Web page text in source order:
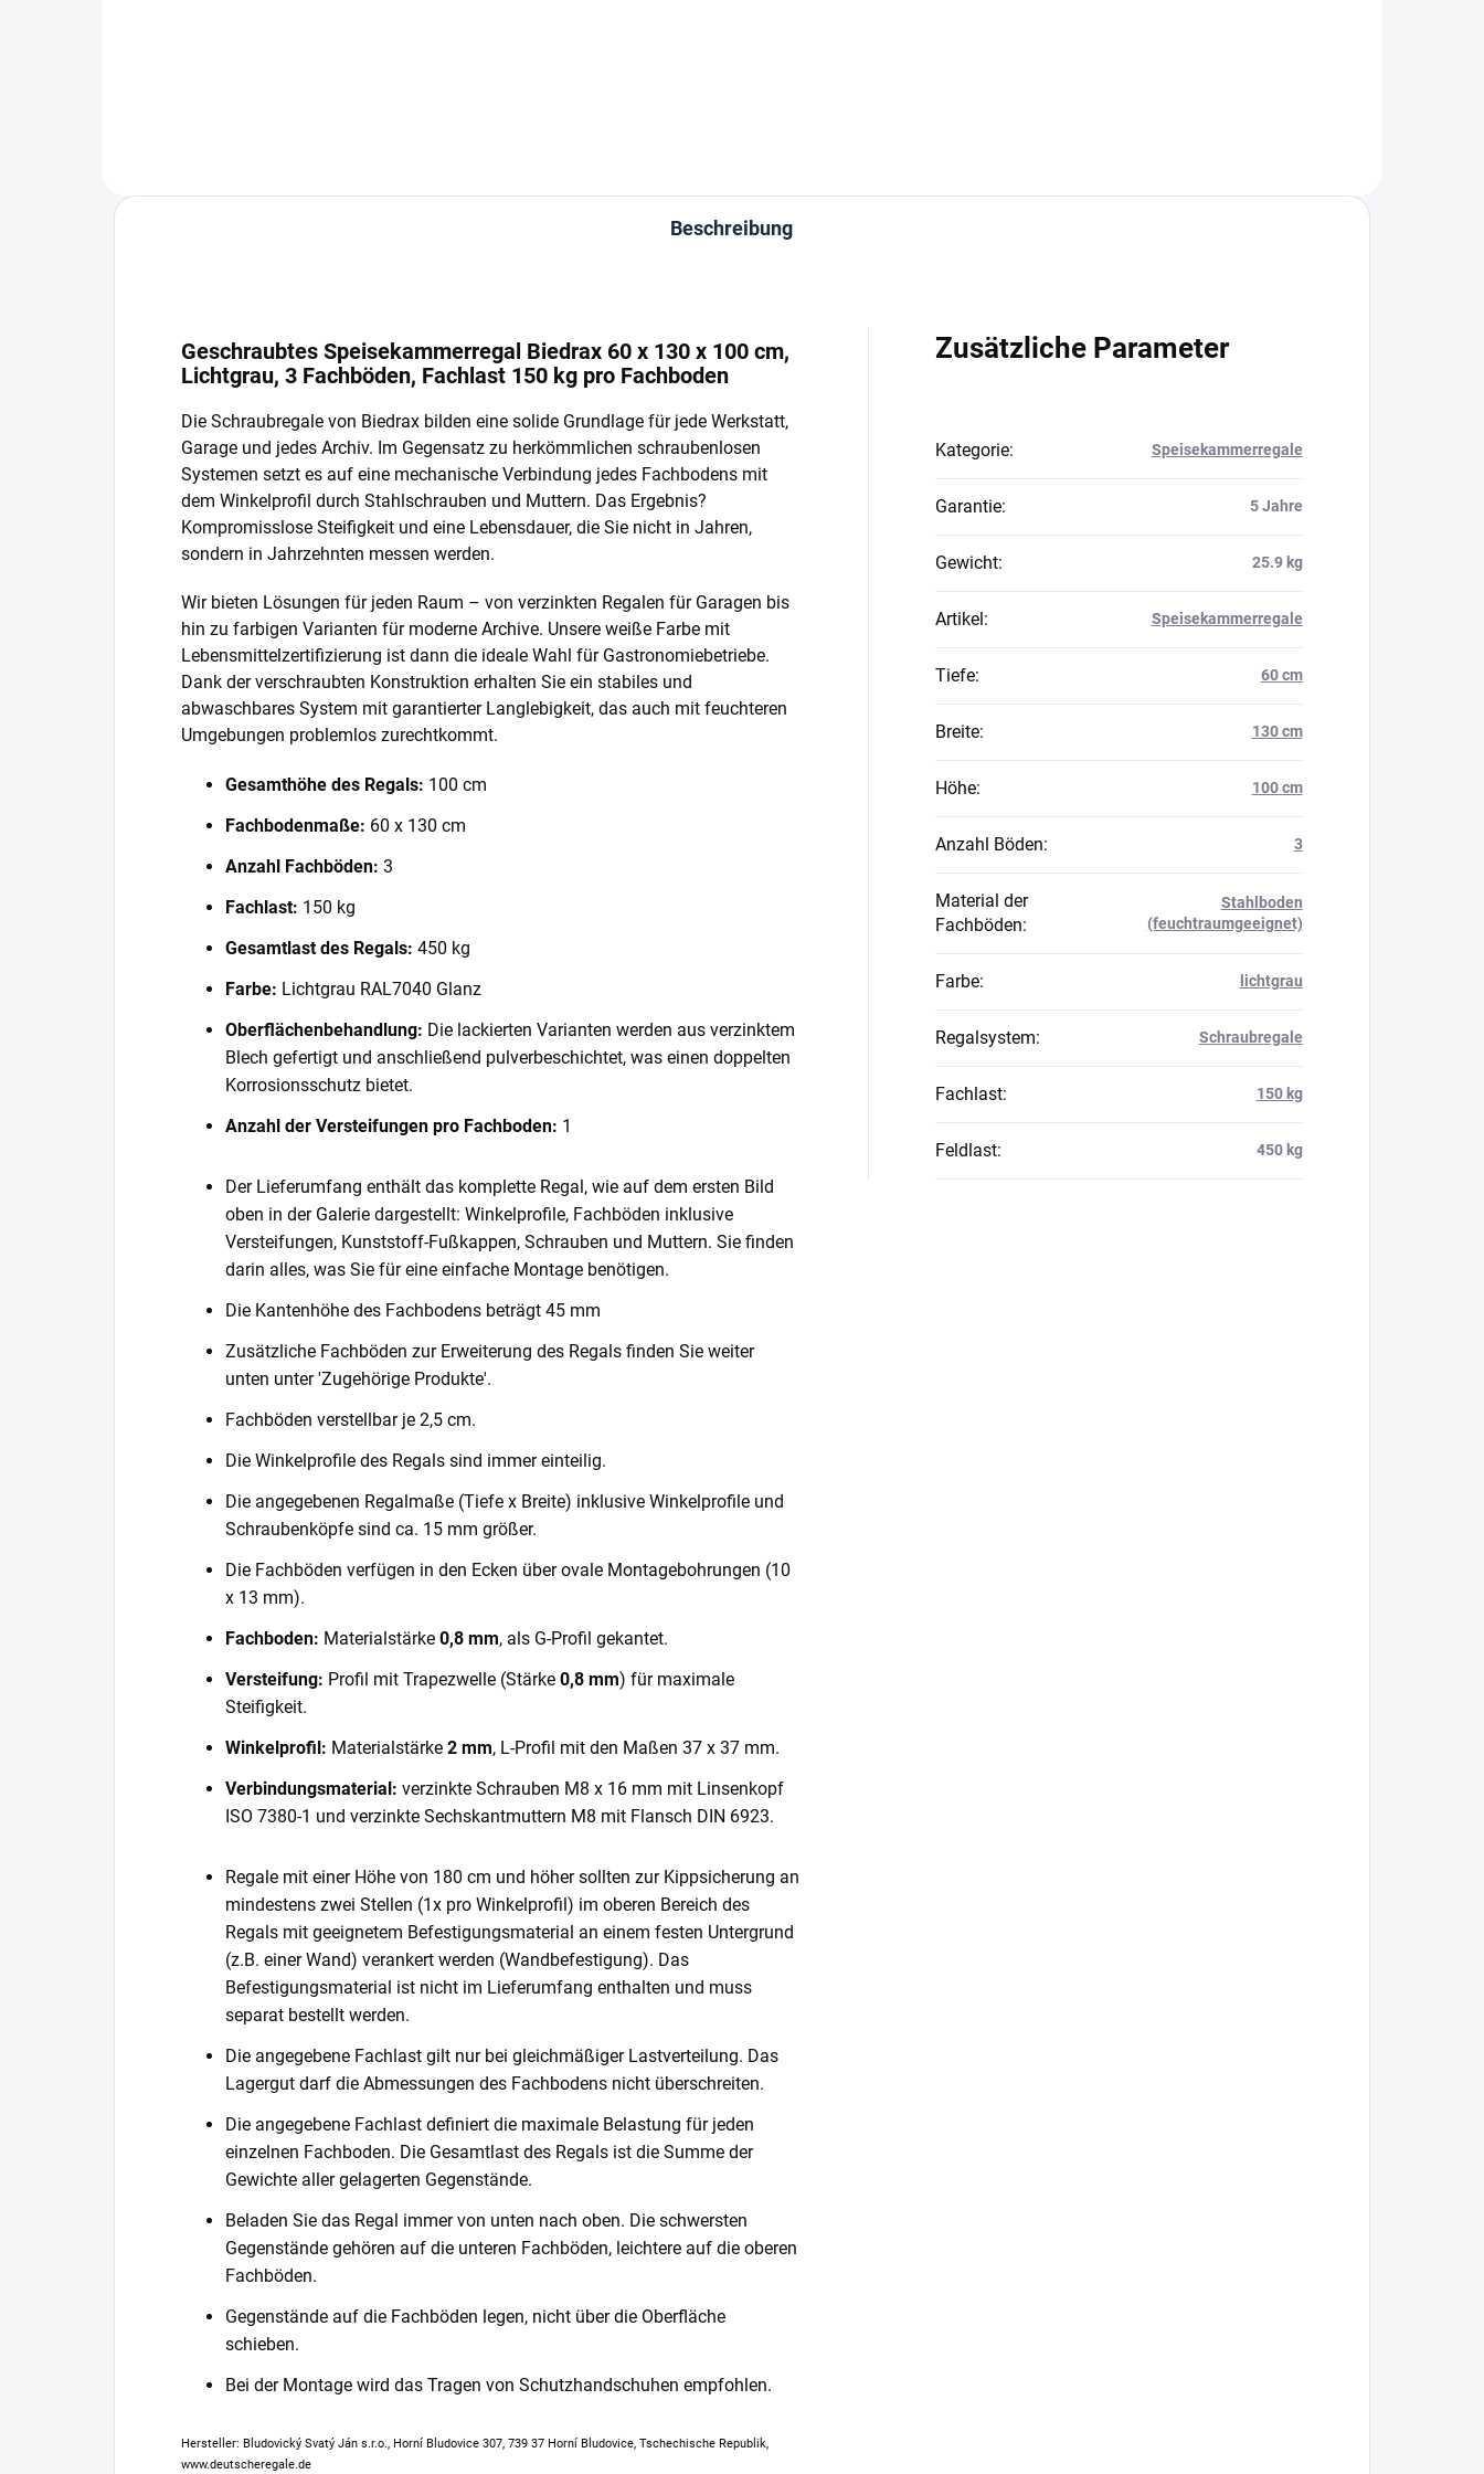
Beschreibung
Geschraubtes Speisekammerregal Biedrax 60 x 130 x 100 cm,
Lichtgrau, 3 Fachböden, Fachlast 150 kg pro Fachboden
Die Schraubregale von Biedrax bilden eine solide Grundlage für jede Werkstatt,
Garage und jedes Archiv. Im Gegensatz zu herkömmlichen schraubenlosen
Systemen setzt es auf eine mechanische Verbindung jedes Fachbodens mit
dem Winkelprofil durch Stahlschrauben und Muttern. Das Ergebnis?
Kompromisslose Steifigkeit und eine Lebensdauer, die Sie nicht in Jahren,
sondern in Jahrzehnten messen werden.
Wir bieten Lösungen für jeden Raum – von verzinkten Regalen für Garagen bis
hin zu farbigen Varianten für moderne Archive. Unsere weiße Farbe mit
Lebensmittelzertifizierung ist dann die ideale Wahl für Gastronomiebetriebe.
Dank der verschraubten Konstruktion erhalten Sie ein stabiles und
abwaschbares System mit garantierter Langlebigkeit, das auch mit feuchteren
Umgebungen problemlos zurechtkommt.
Gesamthöhe des Regals: 100 cm
Fachbodenmaße: 60 x 130 cm
Anzahl Fachböden: 3
Fachlast: 150 kg
Gesamtlast des Regals: 450 kg
Farbe: Lichtgrau RAL7040 Glanz
Oberflächenbehandlung: Die lackierten Varianten werden aus verzinktem
Blech gefertigt und anschließend pulverbeschichtet, was einen doppelten
Korrosionsschutz bietet.
Anzahl der Versteifungen pro Fachboden: 1
Der Lieferumfang enthält das komplette Regal, wie auf dem ersten Bild
oben in der Galerie dargestellt: Winkelprofile, Fachböden inklusive
Versteifungen, Kunststoff-Fußkappen, Schrauben und Muttern. Sie finden
darin alles, was Sie für eine einfache Montage benötigen.
Die Kantenhöhe des Fachbodens beträgt 45 mm
Zusätzliche Fachböden zur Erweiterung des Regals finden Sie weiter
unten unter 'Zugehörige Produkte'.
Fachböden verstellbar je 2,5 cm.
Die Winkelprofile des Regals sind immer einteilig.
Die angegebenen Regalmaße (Tiefe x Breite) inklusive Winkelprofile und
Schraubenköpfe sind ca. 15 mm größer.
Die Fachböden verfügen in den Ecken über ovale Montagebohrungen (10
x 13 mm).
Fachboden: Materialstärke 0,8 mm, als G-Profil gekantet.
Versteifung: Profil mit Trapezwelle (Stärke 0,8 mm) für maximale
Steifigkeit.
Winkelprofil: Materialstärke 2 mm, L-Profil mit den Maßen 37 x 37 mm.
Verbindungsmaterial: verzinkte Schrauben M8 x 16 mm mit Linsenkopf
ISO 7380-1 und verzinkte Sechskantmuttern M8 mit Flansch DIN 6923.
Regale mit einer Höhe von 180 cm und höher sollten zur Kippsicherung an
mindestens zwei Stellen (1x pro Winkelprofil) im oberen Bereich des
Regals mit geeignetem Befestigungsmaterial an einem festen Untergrund
(z.B. einer Wand) verankert werden (Wandbefestigung). Das
Befestigungsmaterial ist nicht im Lieferumfang enthalten und muss
separat bestellt werden.
Die angegebene Fachlast gilt nur bei gleichmäßiger Lastverteilung. Das
Lagergut darf die Abmessungen des Fachbodens nicht überschreiten.
Die angegebene Fachlast definiert die maximale Belastung für jeden
einzelnen Fachboden. Die Gesamtlast des Regals ist die Summe der
Gewichte aller gelagerten Gegenstände.
Beladen Sie das Regal immer von unten nach oben. Die schwersten
Gegenstände gehören auf die unteren Fachböden, leichtere auf die oberen
Fachböden.
Gegenstände auf die Fachböden legen, nicht über die Oberfläche
schieben.
Bei der Montage wird das Tragen von Schutzhandschuhen empfohlen.
Hersteller: Bludovický Svatý Ján s.r.o., Horní Bludovice 307, 739 37 Horní Bludovice, Tschechische Republik,
www.deutscheregale.de
Zusätzliche Parameter
Kategorie: Speisekammerregale
Garantie: 5 Jahre
Gewicht: 25.9 kg
Artikel: Speisekammerregale
Tiefe: 60 cm
Breite: 130 cm
Höhe: 100 cm
Anzahl Böden: 3
Material der
Fachböden:
Stahlboden
(feuchtraumgeeignet)
Farbe: lichtgrau
Regalsystem: Schraubregale
Fachlast: 150 kg
Feldlast: 450 kg